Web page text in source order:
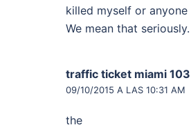
killed myself or anyone
We mean that seriouslу.
traffic ticket miami 103
09/10/2015 A LAS 10:31 AM
the